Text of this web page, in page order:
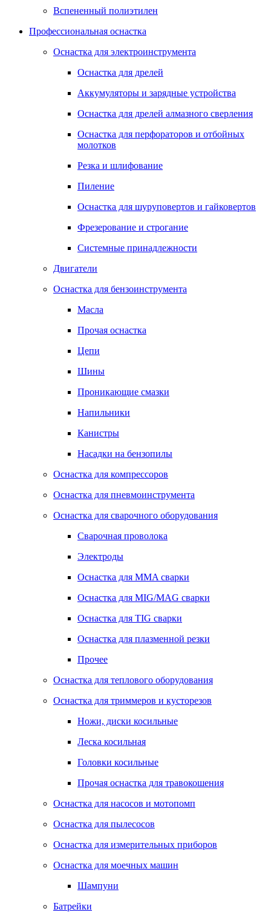
Вспененный полиэтилен
Профессиональная оснастка
Оснастка для электроинструмента
Оснастка для дрелей
Аккумуляторы и зарядные устройства
Оснастка для дрелей алмазного сверления
Оснастка для перфораторов и отбойных
молотков
Резка и шлифование
Пиление
Оснастка для шуруповертов и гайковертов
Фрезерование и строгание
Системные принадлежности
Двигатели
Оснастка для бензоинструмента
Масла
Прочая оснастка
Цепи
Шины
Проникающие смазки
Напильники
Канистры
Насадки на бензопилы
Оснастка для компрессоров
Оснастка для пневмоинструмента
Оснастка для сварочного оборудования
Сварочная проволока
Электроды
Оснастка для MMA сварки
Оснастка для MIG/MAG сварки
Оснастка для TIG сварки
Оснастка для плазменной резки
Прочее
Оснастка для теплового оборудования
Оснастка для триммеров и кусторезов
Ножи, диски косильные
Леска косильная
Головки косильные
Прочая оснастка для травокошения
Оснастка для насосов и мотопомп
Оснастка для пылесосов
Оснастка для измерительных приборов
Оснастка для моечных машин
Шампуни
Батрейки